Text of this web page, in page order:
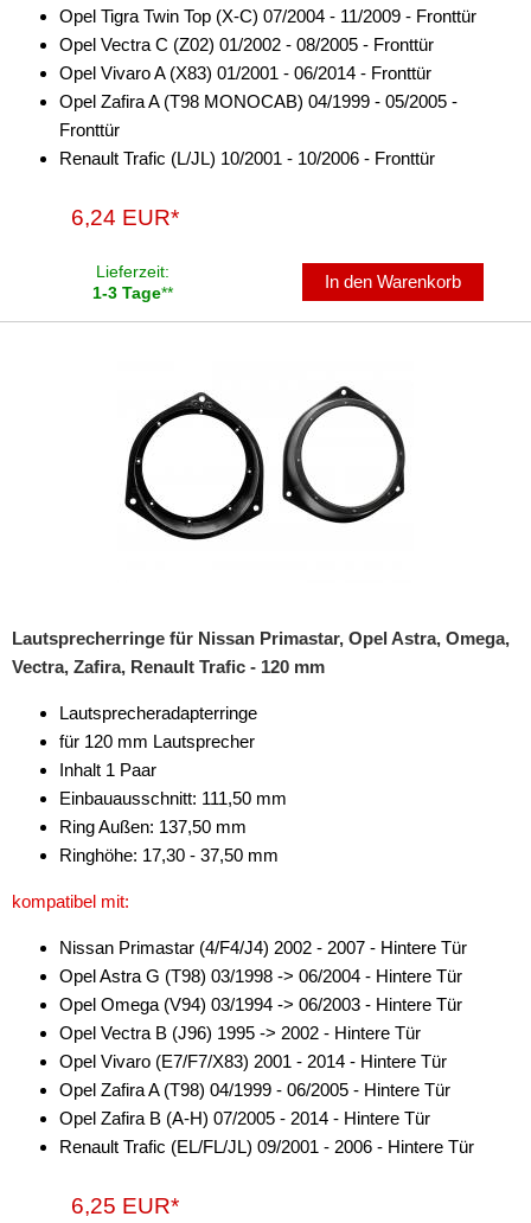
für Jaguar
für Jeep
für Kia
für Lada
für Lamborghini
für Lancia
für Mercedes-Benz
für Mitsubishi
Adam
Antara
Astra
Calibra
Crossland X
Insignia
Karl
Meriva
Monterey
Opel Tigra Twin Top (X-C) 07/2004 - 11/2009 - Fronttür
Opel Vectra C (Z02) 01/2002 - 08/2005 - Fronttür
Opel Vivaro A (X83) 01/2001 - 06/2014 - Fronttür
Opel Zafira A (T98 MONOCAB) 04/1999 - 05/2005 -
Fronttür
Renault Trafic (L/JL) 10/2001 - 10/2006 - Fronttür
6,24 EUR*
Lieferzeit:
1-3 Tage**
In den Warenkorb
Lautsprecherringe für Nissan Primastar, Opel Astra, Omega,
Vectra, Zafira, Renault Trafic - 120 mm
Lautsprecheradapterringe
für 120 mm Lautsprecher
Inhalt 1 Paar
Einbauausschnitt: 111,50 mm
Ring Außen: 137,50 mm
Ringhöhe: 17,30 - 37,50 mm
kompatibel mit:
Nissan Primastar (4/F4/J4) 2002 - 2007 - Hintere Tür
Opel Astra G (T98) 03/1998 -> 06/2004 - Hintere Tür
Opel Omega (V94) 03/1994 -> 06/2003 - Hintere Tür
Opel Vectra B (J96) 1995 -> 2002 - Hintere Tür
Opel Vivaro (E7/F7/X83) 2001 - 2014 - Hintere Tür
Opel Zafira A (T98) 04/1999 - 06/2005 - Hintere Tür
Opel Zafira B (A-H) 07/2005 - 2014 - Hintere Tür
Renault Trafic (EL/FL/JL) 09/2001 - 2006 - Hintere Tür
6,25 EUR*